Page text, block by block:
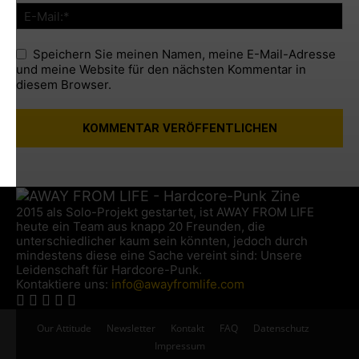
Speichern Sie meinen Namen, meine E-Mail-Adresse
und meine Website für den nächsten Kommentar in
diesem Browser.
2015 als Solo-Projekt gestartet, ist AWAY FROM LIFE
heute ein Team aus knapp 20 Freunden, die
unterschiedlicher kaum sein könnten, jedoch durch
mindestens diese eine Sache vereint sind: Unsere
Leidenschaft für Hardcore-Punk.
Kontaktiere uns: info@awayfromlife.com
Our Attitude Newsletter Kontakt FAQ
Datenschutz
Impressum